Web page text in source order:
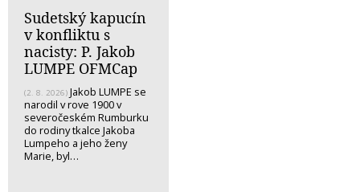
Sudetský kapucín
v konfliktu s
nacisty: P. Jakob
LUMPE OFMCap
(2. 8. 2026) Jakob LUMPE se
narodil v rove 1900 v
severočeském Rumburku
do rodiny tkalce Jakoba
Lumpeho a jeho ženy
Marie, byl…